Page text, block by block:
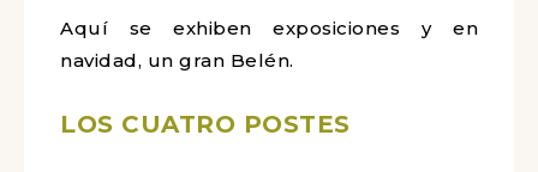
Aquí se exhiben exposiciones y en
navidad, un gran Belén.
LOS CUATRO POSTES